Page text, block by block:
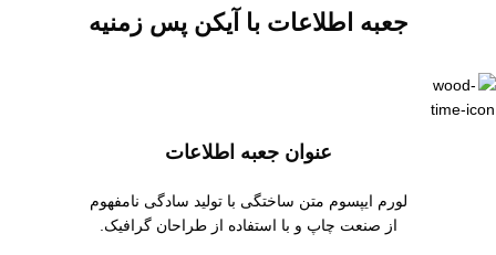
جعبه اطلاعات با آیکن پس زمنیه
عنوان جعبه اطلاعات
لورم ایپسوم متن ساختگی با تولید سادگی نامفهوم
از صنعت چاپ و با استفاده از طراحان گرافیک.